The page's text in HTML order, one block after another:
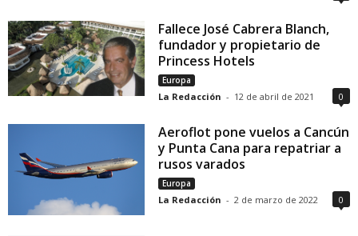
Fallece José Cabrera Blanch,
fundador y propietario de
Princess Hotels
Europa
La Redacción - 12 de abril de 2021 0
Aeroflot pone vuelos a Cancún
y Punta Cana para repatriar a
rusos varados
Europa
La Redacción - 2 de marzo de 2022 0